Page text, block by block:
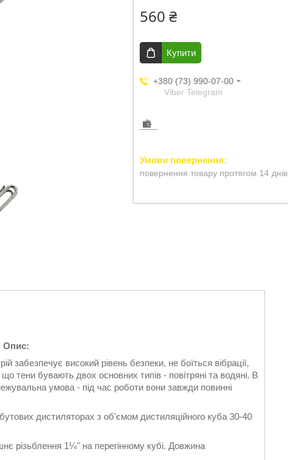
560 ₴
Купити
+380 (73) 990-07-00
Viber Telegram
повернення товару протягом 14 днів
Опис:
високий рівень безпеки, не боїться вібрації,
тени бувають двох основних типів - повітряні та водяні. В
умова - під час роботи вони завжди повинні
дистиляторах з об'ємом дистиляційного куба 30-40
різьблення 1¼" на перегінному кубі. Довжина